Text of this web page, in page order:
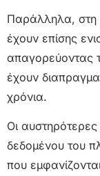
Παράλληλα, στη
έχουν επίσης
απαγορεύοντας
έχουν
χρόνια.
Οι αυστηρότερες
δεδομένου του
που